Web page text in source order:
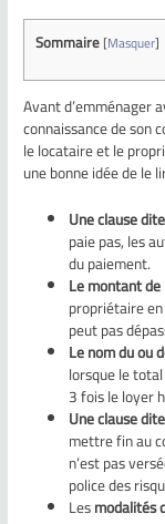
Sommaire[Masquer]
Avant d’emménager
connaissance de son
le locataire et le
une bonne idée de le
Une clause
paie pas, les
du paiement.
Le montant
propriétaire
peut pas
Le nom du ou
lorsque le
3 fois le loyer
Une clause
mettre fin au
n’est pas
police des
Lesmodalités